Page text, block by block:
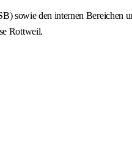
sowie den internen Bereichen
Rottweil.